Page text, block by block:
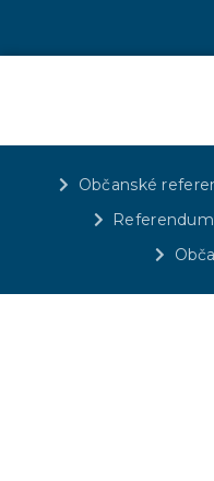
Občanské